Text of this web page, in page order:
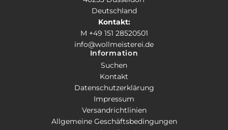
Deutschland
Kontakt:
M +49 151 28520501
info@wollmeisterei.de
Information
Suchen
Kontakt
Datenschutzerklärung
Impressum
Versandrichtlinien
Allgemeine Geschäftsbedingungen